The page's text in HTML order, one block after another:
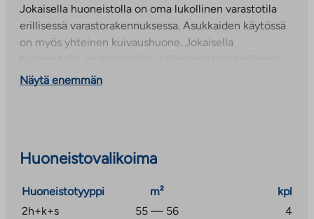
Jokaisella huoneistolla on oma lukollinen varastotila
erillisessä varastorakennuksessa. Asukkaiden käytössä
on myös yhteinen kuivaushuone. Jokaisella
autopaikkaan. Katospaikkoja saatavuuden mukaan.
kuuluu vuokraan. Nopeuden korotukset ovat
maksullisia. Liittymä on rekisteröitävä ennen käyttöä
Kohteen lämmitysmuotona on maalämpö.
Näytä enemmän
Huoneistovalikoima
Huoneistotyyppi m²
kpl
2h+k+s
55 — 56
4